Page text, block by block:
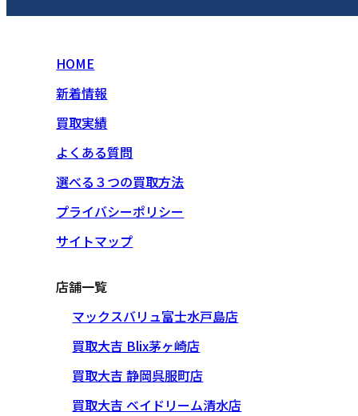
HOME
新着情報
買取実績
よくある質問
選べる３つの買取方法
プライバシーポリシー
サイトマップ
店舗一覧
マックスバリュ富士水戸島店
買取大吉 Blix茅ヶ崎店
買取大吉 静岡呉服町店
買取大吉 ベイドリーム清水店